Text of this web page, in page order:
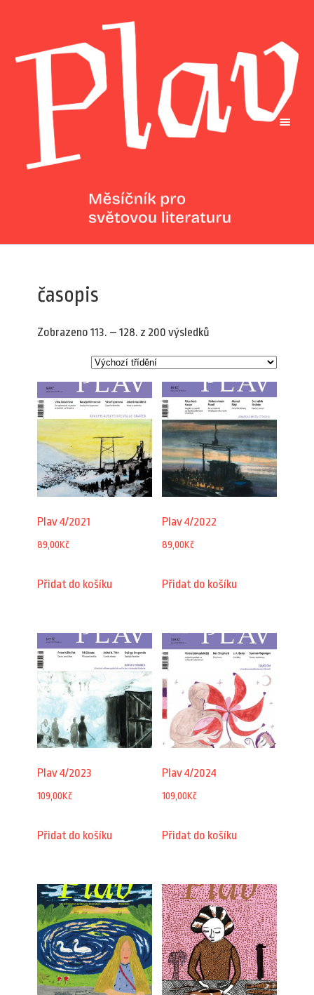
časopis
Zobrazeno 113. – 128. z 200 výsledků
Plav 4/2021
89,00Kč
Přidat do košíku
Plav 4/2022
89,00Kč
Přidat do košíku
Plav 4/2023
109,00Kč
Přidat do košíku
Plav 4/2024
109,00Kč
Přidat do košíku